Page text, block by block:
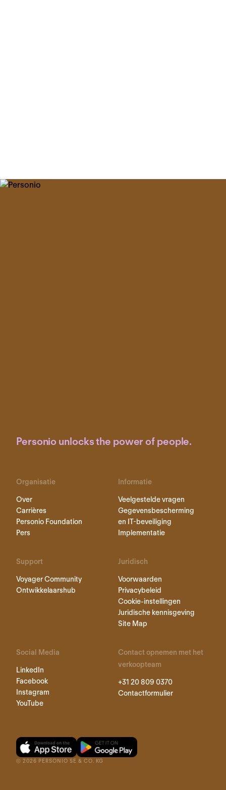
Personio unlocks the power of people.
Organisatie
Over
Carrières
Personio Foundation
Pers
Informatie
Veelgestelde vragen
Gegevensbescherming
en IT-beveiliging
Implementatie
Support
Voyager Community
Ontwikkelaarshub
Juridisch
Voorwaarden
Privacybeleid
Cookie-instellingen
Juridische kennisgeving
Site Map
Social Media
LinkedIn
Facebook
Instagram
YouTube
Contact opnemen met het
verkoopteam
+31 20 809 0370
Contactformulier
© 2026 PERSONIO SE & CO. KG